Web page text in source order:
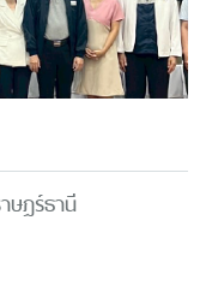
ษฎร์ธานี